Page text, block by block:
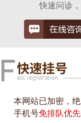
快速问诊
本网站已加密，
手机号免排队优